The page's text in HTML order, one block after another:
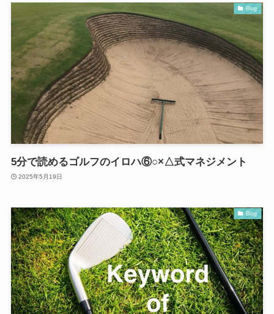
Blog
5分で読めるゴルフのイロハ⑥○×△式マネジメント
2025年5月19日
Blog